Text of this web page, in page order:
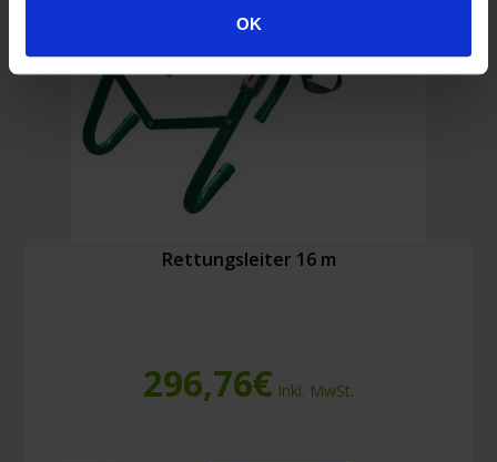
OK
Rettungsleiter 16 m
296,76€ Inkl. MwSt.